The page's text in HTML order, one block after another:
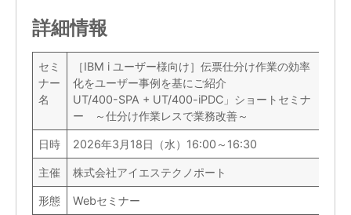
詳細情報
セミ
ナー
名
［IBM i ユーザー様向け］伝票仕分け作業の効率
化をユーザー事例を基にご紹介
UT/400-SPA + UT/400-iPDC」ショートセミナ
ー ～仕分け作業レスで業務改善～
日時 2026年3月18日（水）16:00～16:30
主催 株式会社アイエステクノポート
形態 Webセミナー